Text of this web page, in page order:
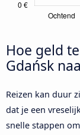
Hoe geld
Gdańsk
Reizen kan duur
dat je een
snelle stappen